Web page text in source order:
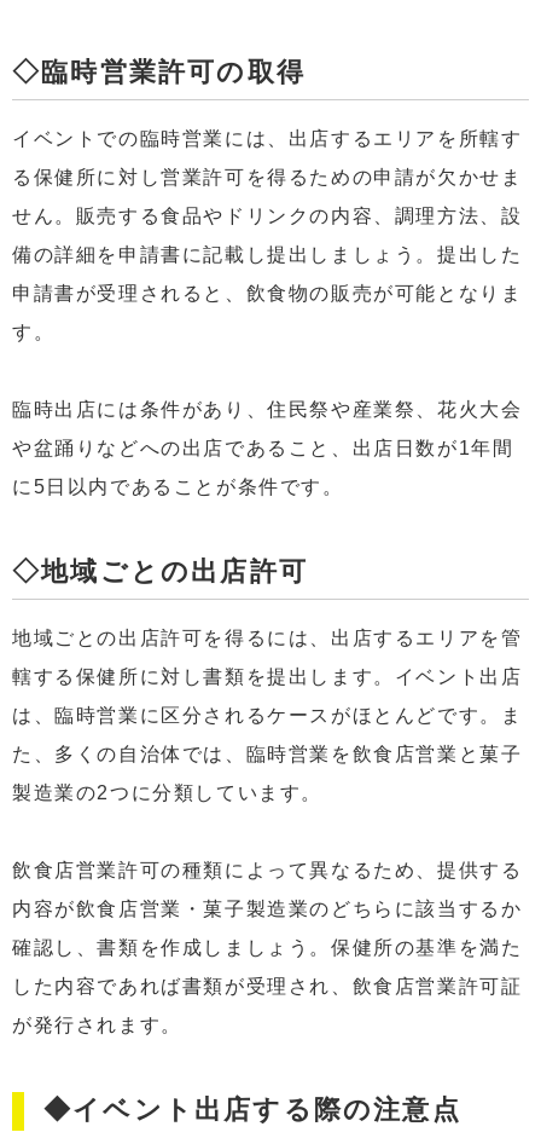
◇臨時営業許可の取得
イベントでの臨時営業には、出店するエリアを所轄す
る保健所に対し営業許可を得るための申請が欠かせま
せん。販売する食品やドリンクの内容、調理方法、設
備の詳細を申請書に記載し提出しましょう。提出した
申請書が受理されると、飲食物の販売が可能となりま
す。
臨時出店には条件があり、住民祭や産業祭、花火大会
や盆踊りなどへの出店であること、出店日数が1年間
に5日以内であることが条件です。
◇地域ごとの出店許可
地域ごとの出店許可を得るには、出店するエリアを管
轄する保健所に対し書類を提出します。イベント出店
は、臨時営業に区分されるケースがほとんどです。ま
た、多くの自治体では、臨時営業を飲食店営業と菓子
製造業の2つに分類しています。
飲食店営業許可の種類によって異なるため、提供する
内容が飲食店営業・菓子製造業のどちらに該当するか
確認し、書類を作成しましょう。保健所の基準を満た
した内容であれば書類が受理され、飲食店営業許可証
が発行されます。
◆イベント出店する際の注意点